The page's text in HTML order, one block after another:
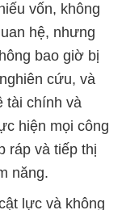
vốn, không
hệ, nhưng
bao giờ bị
cứu, và
tài chính và
hiện mọi công
ráp và tiếp thị
năng.
lực và không